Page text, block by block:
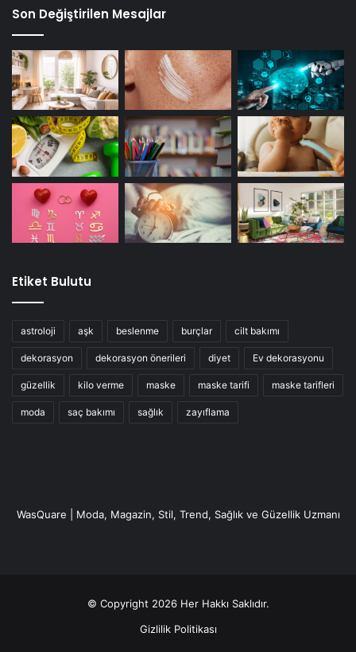
Son Değiştirilen Mesajlar
Etiket Bulutu
astroloji aşk beslenme burçlar cilt bakımı
dekorasyon dekorasyon önerileri diyet Ev dekorasyonu
güzellik kilo verme maske maske tarifi maske tarifleri
moda saç bakımı sağlık zayıflama
WasQuare | Moda, Magazin, Stil, Trend, Sağlık ve Güzellik Uzmanı
© Copyright 2026 Her Hakkı Saklıdır.
Gizlilik Politikası